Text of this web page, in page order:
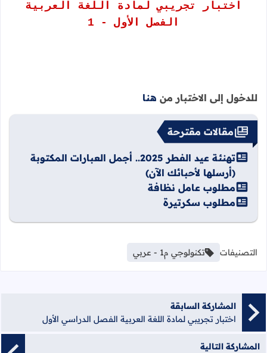
اختبار تجريبي لمادة اللغة العربية
الفصل الأول - 1
للدخول إلى الاختبار من هنا
مقالات مقترحة
تهنئة عيد الفطر 2025.. أجمل العبارات المكتوبة
(أرسلها لأحبائك الآن)
مطلوب عامل نظافة
مطلوب سكرتيرة
التصنيفات تكنولوجي م1 - عربي
المشاركة السابقة
اختبار تجريبي لمادة اللغة العربية الفصل الدراسي الأول
المشاركة التالية